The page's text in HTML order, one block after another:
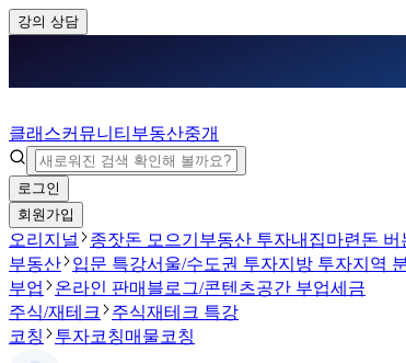
강의 상담
클래스커뮤니티 부동산중개
로그인
회원가입
오리지널 종잣돈 모으기 부동산 투자내집마련 돈 버
부동산
입문 특강서울/수도권 투자지방 투자지역
부업
온라인 판매 블로그/콘텐츠공간 부업세금
주식/재테크
주식재테크 특강
코칭
투자코칭매물코칭